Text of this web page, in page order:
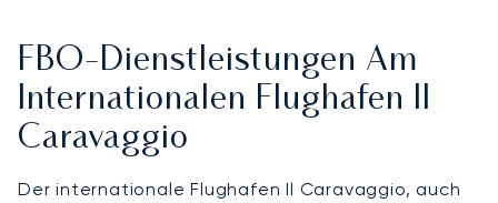
FBO-Dienstleistungen Am
Internationalen Flughafen Il
Caravaggio
Der internationale Flughafen Il Caravaggio, auch